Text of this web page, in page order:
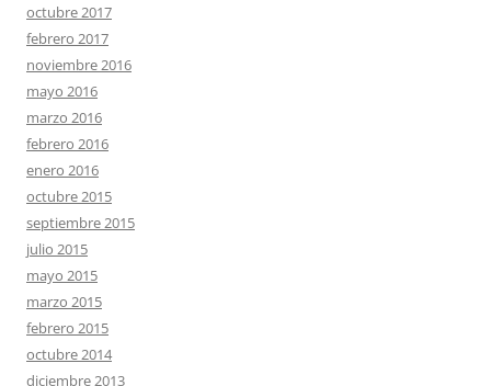
octubre 2017
febrero 2017
noviembre 2016
mayo 2016
marzo 2016
febrero 2016
enero 2016
octubre 2015
septiembre 2015
julio 2015
mayo 2015
marzo 2015
febrero 2015
octubre 2014
diciembre 2013